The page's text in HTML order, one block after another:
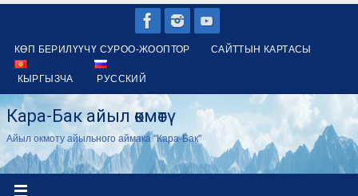
contentКӨП БЕРИЛҮҮЧҮ СУРОО-ЖООПТОР САЙТТЫН КАРТАСЫ
КЫРГЫЗЧА РУССКИЙ
Кара-Бак айыл өкмөтү
Айыл окмоту айыльного аймака "Кара-Бак"